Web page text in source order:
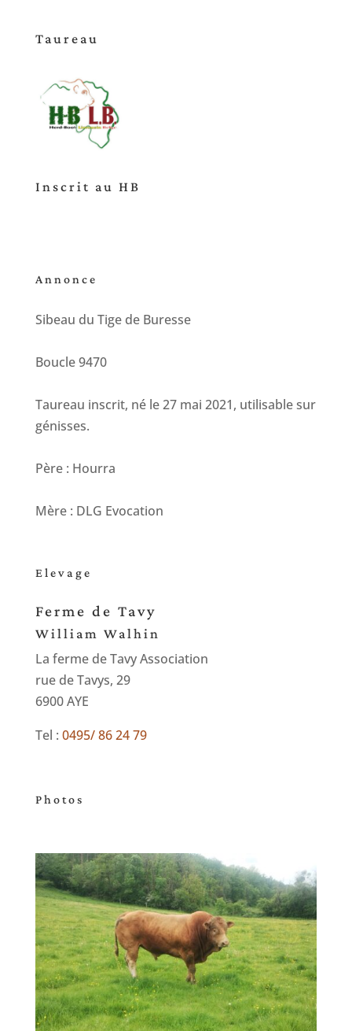
Taureau
Inscrit au HB
Annonce
Sibeau du Tige de Buresse
Boucle 9470
Taureau inscrit, né le 27 mai 2021, utilisable sur
génisses.
Père : Hourra
Mère : DLG Evocation
Elevage
Ferme de Tavy
William Walhin
La ferme de Tavy Association
rue de Tavys, 29
6900 AYE
Tel : 0495/ 86 24 79
Photos